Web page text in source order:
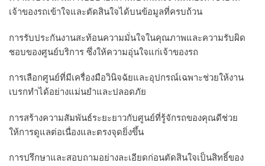
เจ้าของรถเข้าใจและตัดสินใจได้บนข้อมูลที่ครบถ้วน
การรับประกันงานสะท้อนความมั่นใจในคุณภาพและความรับผิด
ชอบของศูนย์บริการ ซึ่งให้ความอุ่นใจแก่เจ้าของรถ
การเลือกศูนย์ที่มีเครื่องมือวินิจฉัยและอุปกรณ์เฉพาะช่วยให้งาน
เบรกทำได้อย่างแม่นยำและปลอดภัย
การสร้างความสัมพันธ์ระยะยาวกับศูนย์ที่รู้จักรถของคุณดีช่วย
ให้การดูแลต่อเนื่องและตรงจุดยิ่งขึ้น
การปรึกษาและสอบถามอย่างละเอียดก่อนตัดสินใจเป็นสิทธิ์ของ